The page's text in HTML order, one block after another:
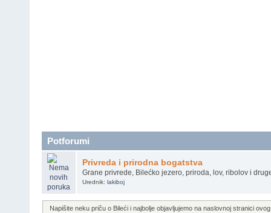
Potforumi
Privreda i prirodna bogatstva
Grane privrede, Bilećko jezero, priroda, lov, ribolov i
Urednik: lakiboj
Napišite neku priču o Bileći i najbolje objavljujemo na naslovnoj stranici